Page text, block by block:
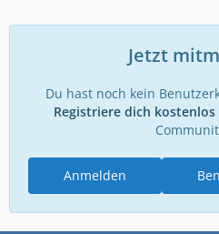
Jetzt
Du hast noch kein
Registriere dich kostenlos
Anmelden